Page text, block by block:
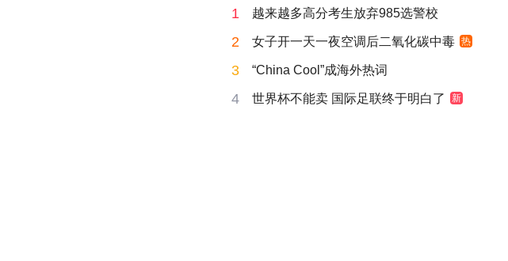
1 越来越多高分考生放弃985选警校
2 女子开一天一夜空调后二氧化碳中毒 热
3 “China Cool”成海外热词
4 世界杯不能卖 国际足联终于明白了 新